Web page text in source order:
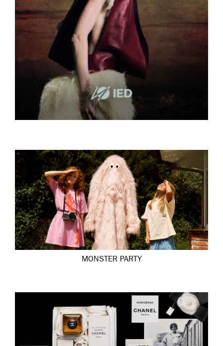
MONSTER PARTY